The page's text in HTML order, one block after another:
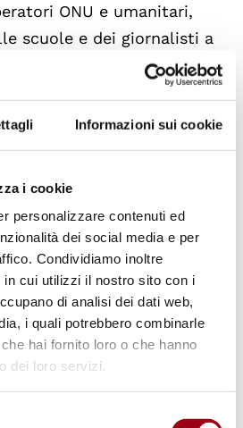
Informazioni sui cookie
i cookie
personalizzare contenuti ed
dei social media e per
Condividiamo inoltre
in cui utilizzi il nostro sito con i
di analisi dei dati web,
i quali potrebbero combinarle
hai fornito loro o che hanno
dei loro servizi.
ONU e umanitari,
scuole e dei giornalisti a
un ruolo cruciale nel
e nel riferire sulla
rispondere ai bisogni
di Gaza, compreso il
tenuti prigionieri
di Hamas alle
il 7 ottobre.
Generale delle